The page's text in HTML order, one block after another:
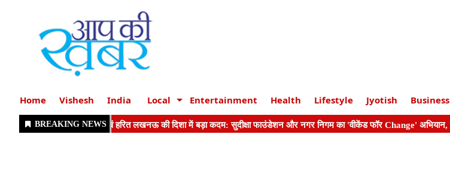
Home Vishesh India Local Entertainment Health Lifestyle Jyotish Business